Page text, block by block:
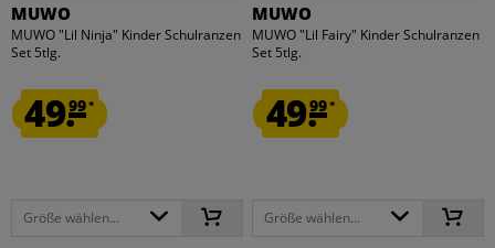
MUWO
MUWO "Lil Ninja" Kinder Schulranzen
Set 5tlg.
49.99*
Größe wählen...
MUWO
MUWO "Lil Fairy" Kinder Schulranzen
Set 5tlg.
49.99*
Größe wählen...